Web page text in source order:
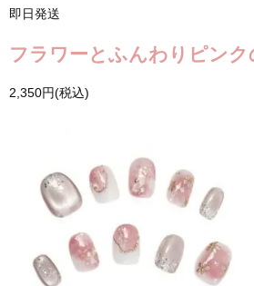
即日発送
フラワーとふんわりピン
2,350円(税込)